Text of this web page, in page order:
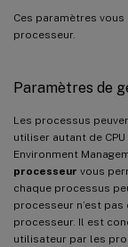
Ces paramètres
processeur.
Paramètres de
Les processus
utiliser autant de
Environment
processeur vous
chaque processus
processeur n’est
processeur. Il est
utilisateur par les